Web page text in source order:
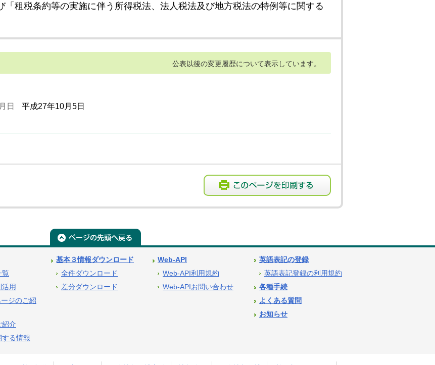
「租税条約等の実施に伴う所得税法、法人税法及び地方税法の特例等に関する
公表以後の変更履歴について表示しています。
日 平成27年10月5日
覧
用
ジのご紹
紹介
する情報
基本３情報ダウンロード
全件ダウンロード
差分ダウンロード
Web-API
Web-API利用規約
Web-APIお問い合わせ
英語表記の登録
英語表記登録の利用規約
各種手続
よくある質問
お知らせ